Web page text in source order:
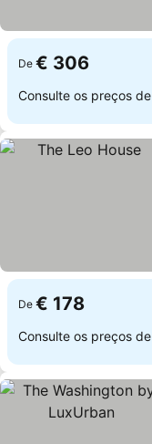
De € 306
Consulte os preços de
De € 178
Consulte os preços de